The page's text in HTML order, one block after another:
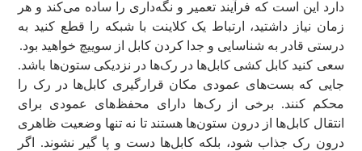
دارد این است که فرآیند تعمیر و نگه‌داری را ساده می‌کند و هر
زمان نیاز داشتید، ارتباط یک کلاینت با شبکه را قطع کنید به
درستی قادر به شناسایی و جدا کردن کابل از سوییچ خواهید بود.
سعی کنید کابل کشی کابل‌ها در رک‌ها در نزدیکی ستون‌ها باشد.
جایی که بست‌های عمودی مکان قرارگیری کابل‌ها در رک را
محکم کنند. برخی از رک‌ها دارای محفظ‌های عمودی برای
انتقال کابل‌ها از درون ستون‌ها هستند تا نه تنها وضعیت ظاهری
درون رک جذاب شود، بلکه کابل‌ها دست و پا گیر نشوند. اگر